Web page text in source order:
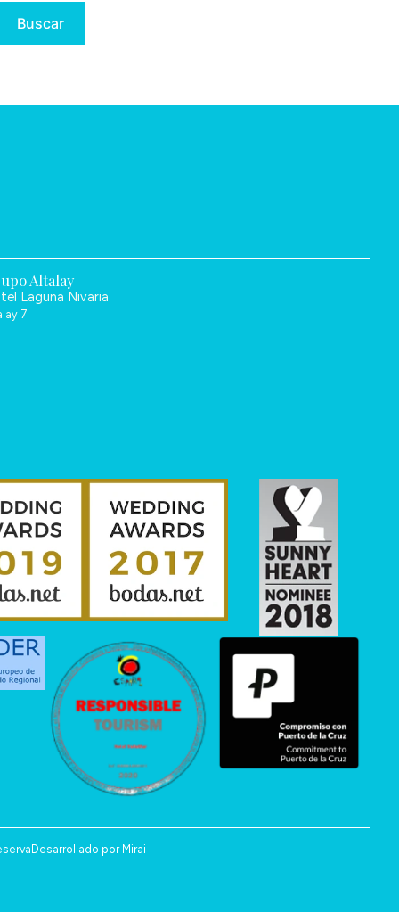
Buscar
Altalay
Laguna Nivaria
7
Desarrollado por Mirai